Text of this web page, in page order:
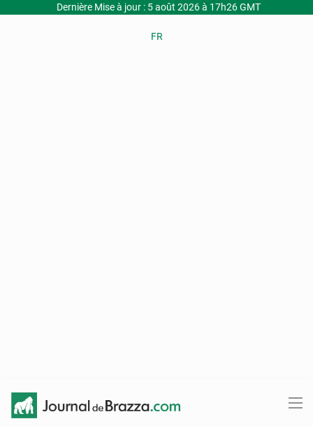
Dernière Mise à jour : 5 août 2026 à 17h26 GMT
FR